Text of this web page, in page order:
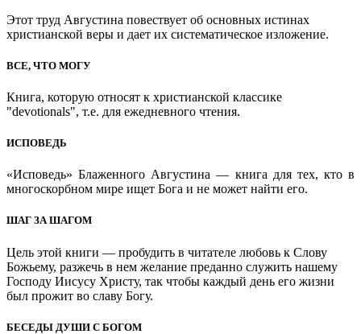
Этот труд Августина повествует об основных истинах
христианской веры и дает их систематическое изложение.
ВСЕ, ЧТО МОГУ
Книга, которую относят к христианской классике
"devotionals", т.е. для ежедневного чтения.
ИСПОВЕДЬ
«Исповедь» Блаженного Августина — книга для тех, кто в
многоскорбном мире ищет Бога и не может найти его.
ШАГ ЗА ШАГОМ
Цель этой книги — пробудить в читателе любовь к Слову
Божьему, разжечь в нем желание преданно служить нашему
Господу Иисусу Христу, так чтобы каждый день его жизни
был прожит во славу Богу.
БЕСЕДЫ ДУШИ С БОГОМ